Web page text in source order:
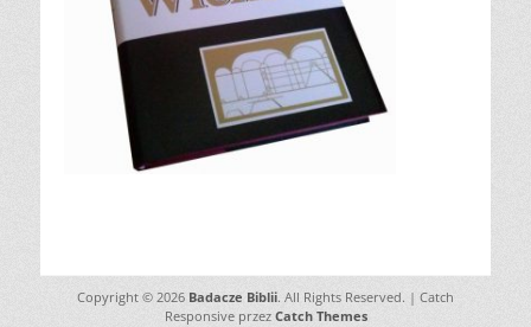
Copyright © 2026 Badacze Biblii. All Rights Reserved. | Catch
Responsive przez Catch Themes